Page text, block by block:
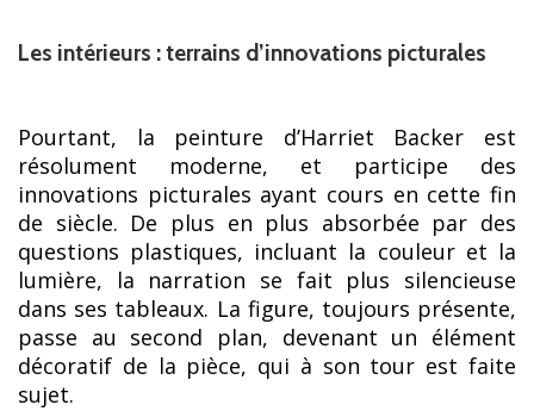
Les intérieurs : terrains d’innovations picturales
Pourtant, la peinture d’Harriet Backer est
résolument moderne, et participe des
innovations picturales ayant cours en cette fin
de siècle. De plus en plus absorbée par des
questions plastiques, incluant la couleur et la
lumière, la narration se fait plus silencieuse
dans ses tableaux. La figure, toujours présente,
passe au second plan, devenant un élément
décoratif de la pièce, qui à son tour est faite
sujet.